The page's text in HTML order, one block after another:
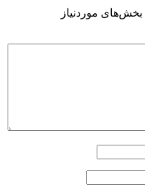
بخش‌های موردنیاز